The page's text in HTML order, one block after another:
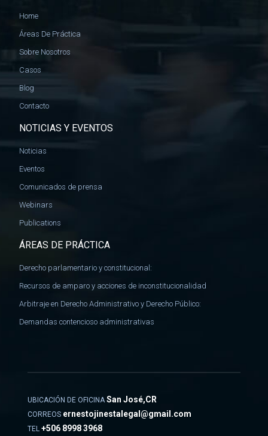
Home
Áreas De Práctica
Sobre Nosotros
Casos
Blog
Contacto
NOTICIAS Y EVENTOS
Noticias
Eventos
Comunicados de prensa
Webinars
Publications
ÁREAS DE PRÁCTICA
Derecho parlamentario y constitucional:
Recursos de amparo y acciones de inconstitucionalidad
Arbitraje en Derecho Administrativo y Derecho Público:
Demandas contencioso administrativas
UBICACIÓN DE OFICINASan José,CR
CORREOS ernestojinestalegal@gmail.com
TEL +506 8998 3968